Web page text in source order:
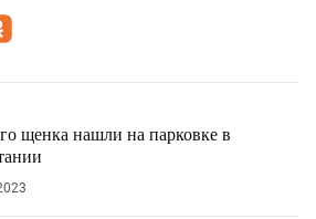
щенка нашли на парковке в